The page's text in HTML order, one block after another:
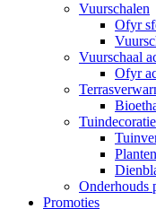
Vuurschalen
Ofyr
Vuurschaal
Ofyr
Tuindecoratie
Onderhouds
Promoties